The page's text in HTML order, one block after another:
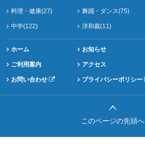
料理・健康(27) 舞踊・ダンス(75)
中学(122) 洋和裁(11)
ホーム お知らせ
ご利用案内 アクセス
お問い合わせ プライバシーポリシー
このページの先頭へ